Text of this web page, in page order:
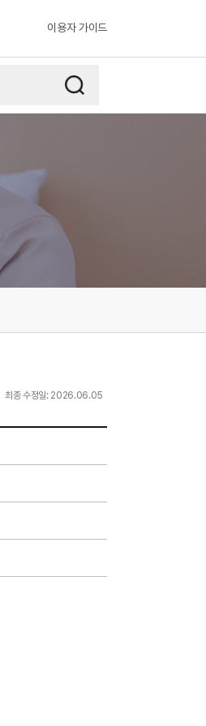
이용자 가이드
최종 수정일: 2026.06.05